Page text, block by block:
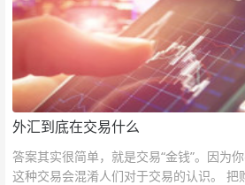
外汇到底在交易什么
答案其实很简单，就是交易“金钱”。因为
这种交易会混淆人们对于交易的认识。 把